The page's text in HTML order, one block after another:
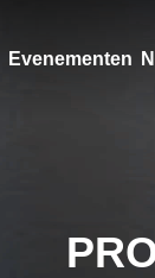
Evenementen